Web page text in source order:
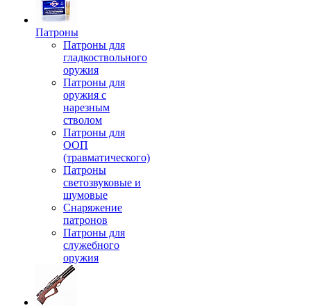
Патроны
Патроны для
гладкоствольного
оружия
Патроны для
оружия с
нарезным
стволом
Патроны для
ООП
(травматического)
Патроны
светозвуковые и
шумовые
Снаряжение
патронов
Патроны для
служебного
оружия